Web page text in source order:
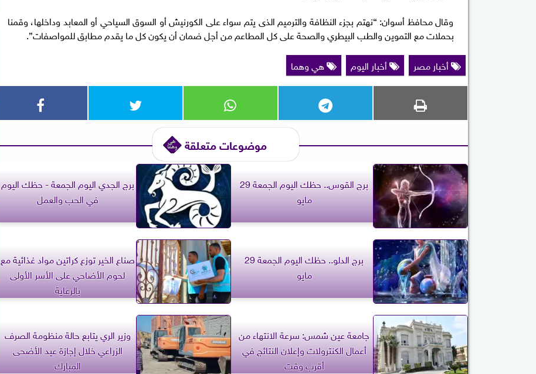
وقال محافظ أسوان: “نهتم بجزء النظافة والترميم الذى يتم سواء على الكورنيش أو السوق السياحي أو المعابد وداخلها، وقمنا
بحملات مع التموين والطب البيطري والصحة على كل المطاعم من أجل ضمان أن يكون كل ما يقدم مطابق للمواصفات”.
أخبار مصر
أخبار اليوم هي وهما
موضوعات متعلقة
برج القوس.. حظك اليوم الجمعة 29
مايو
برج الجدي اليوم الجمعة - حظك اليوم
في الحب والعمل
برج الدلو.. حظك اليوم الجمعة 29
مايو
صناع الخير توزع كراتين مواد غذائية مع
لحوم الأضاحي على الأسر الأولى
بالرعاية
جامعة عين شمس: سرعة الانتهاء من
أعمال الكنترولات وإعلان النتائج في
أقرب وقت
وزير الري يتابع حالة منظومة الصرف
الزراعي خلال إجازة عيد الأضحى
المبارك